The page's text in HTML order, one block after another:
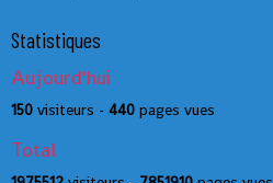
Statistiques
Aujourd'hui
150 visiteurs - 440 pages vues
Total